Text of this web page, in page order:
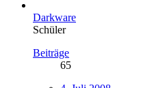
Darkware
Schüler
Beiträge
65